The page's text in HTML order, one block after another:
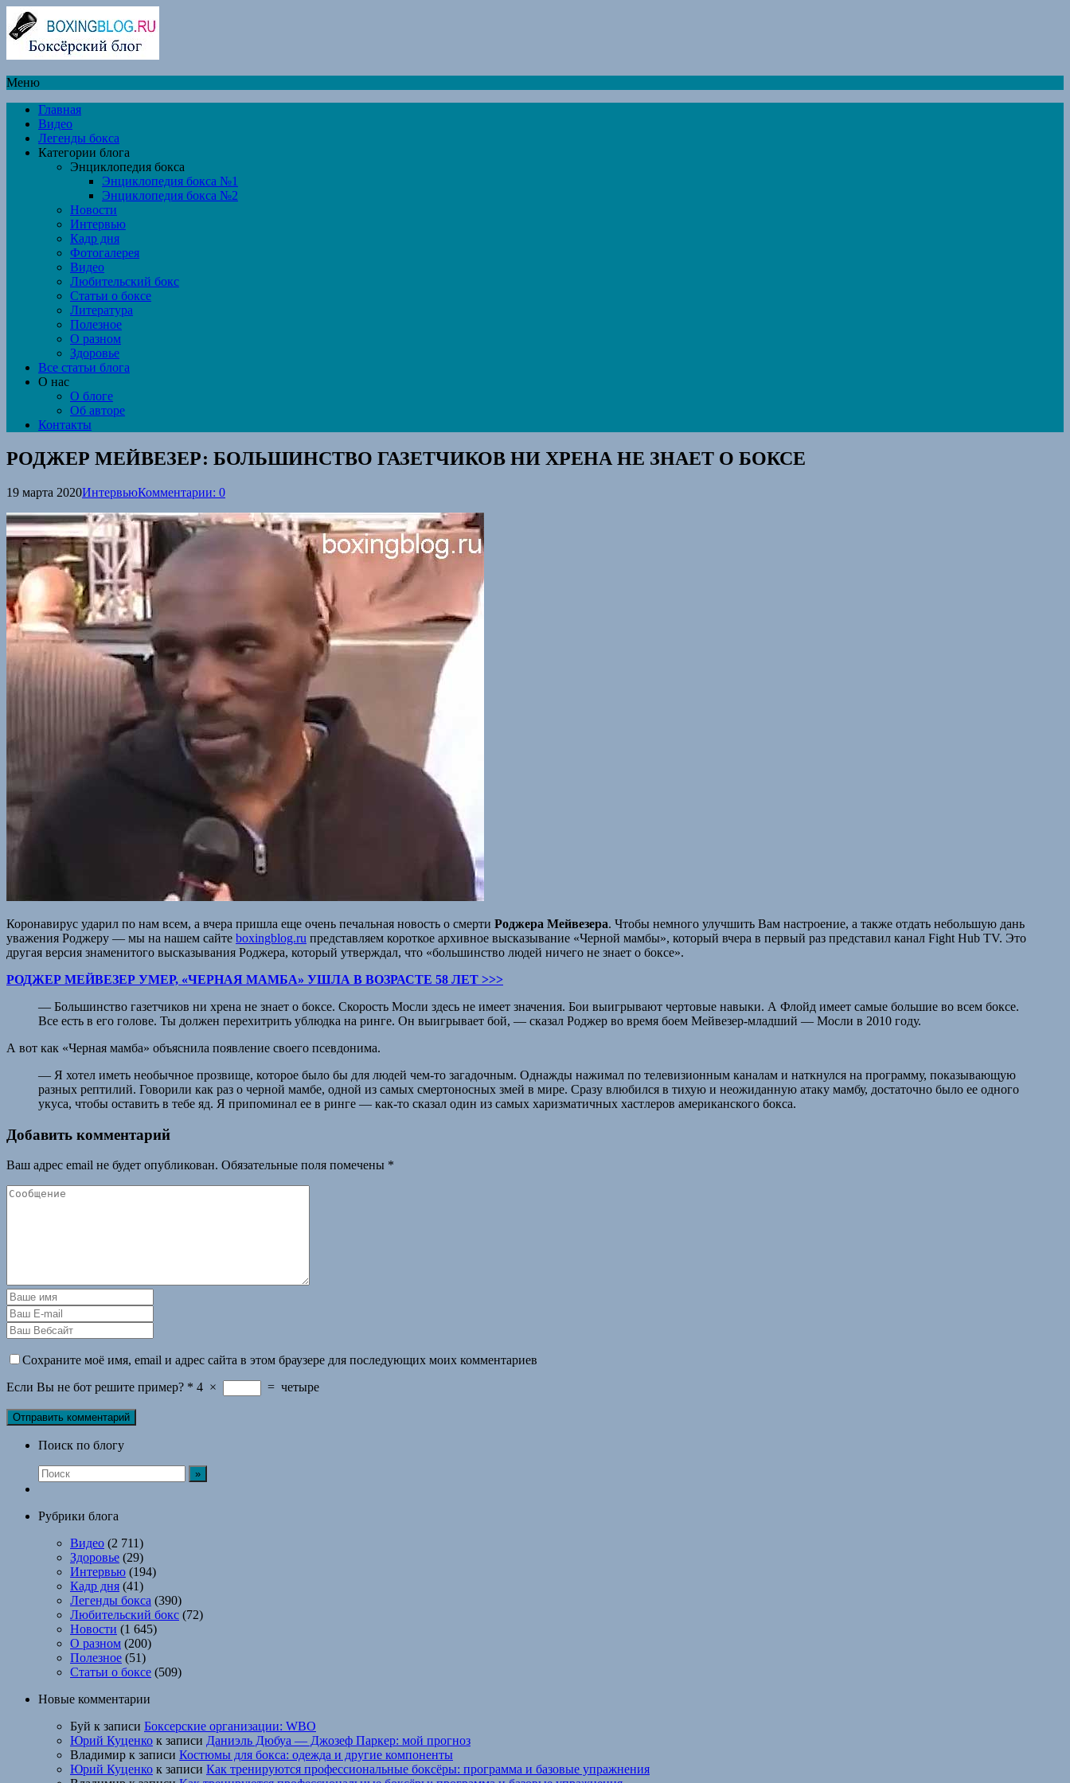
Меню
Главная
Видео
Легенды бокса
Категории блога
Энциклопедия бокса
Энциклопедия бокса №1
Энциклопедия бокса №2
Новости
Интервью
Кадр дня
Фотогалерея
Видео
Любительский бокс
Статьи о боксе
Литература
Полезное
О разном
Здоровье
Все статьи блога
О нас
О блоге
Об авторе
Контакты
РОДЖЕР МЕЙВЕЗЕР: БОЛЬШИНСТВО ГАЗЕТЧИКОВ НИ ХРЕНА НЕ ЗНАЕТ О БОКСЕ
19 марта 2020ИнтервьюКомментарии: 0
Коронавирус ударил по нам всем, а вчера пришла еще очень печальная новость о смерти Роджера Мейвезера. Чтобы немного улучшить Вам настроение, а также отдать небольшую дань
уважения Роджеру — мы на нашем сайте boxingblog.ru представляем короткое архивное высказывание «Черной мамбы», который вчера в первый раз представил канал Fight Hub TV. Это
другая версия знаменитого высказывания Роджера, который утверждал, что «большинство людей ничего не знает о боксе».
РОДЖЕР МЕЙВЕЗЕР УМЕР, «ЧЕРНАЯ МАМБА» УШЛА В ВОЗРАСТЕ 58 ЛЕТ >>>
— Большинство газетчиков ни хрена не знает о боксе. Скорость Мосли здесь не имеет значения. Бои выигрывают чертовые навыки. А Флойд имеет самые большие во всем боксе.
Все есть в его голове. Ты должен перехитрить ублюдка на ринге. Он выигрывает бой, — сказал Роджер во время боем Мейвезер-младший — Мосли в 2010 году.
А вот как «Черная мамба» объяснила появление своего псевдонима.
— Я хотел иметь необычное прозвище, которое было бы для людей чем-то загадочным. Однажды нажимал по телевизионным каналам и наткнулся на программу, показывающую
разных рептилий. Говорили как раз о черной мамбе, одной из самых смертоносных змей в мире. Сразу влюбился в тихую и неожиданную атаку мамбу, достаточно было ее одного
укуса, чтобы оставить в тебе яд. Я припоминал ее в ринге — как-то сказал один из самых харизматичных хастлеров американского бокса.
Добавить комментарий
Ваш адрес email не будет опубликован. Обязательные поля помечены *
Сохраните моё имя, email и адрес сайта в этом браузере для последующих моих комментариев
Если Вы не бот решите пример? * 4 × = четыре
Поиск по блогу
Рубрики блога
Видео (2 711)
Здоровье (29)
Интервью (194)
Кадр дня (41)
Легенды бокса (390)
Любительский бокс (72)
Новости (1 645)
О разном (200)
Полезное (51)
Статьи о боксе (509)
Новые комментарии
Буй к записи Боксерские организации: WBO
Юрий Куценко к записи Даниэль Дюбуа — Джозеф Паркер: мой прогноз
Владимир к записи Костюмы для бокса: одежда и другие компоненты
Юрий Куценко к записи Как тренируются профессиональные боксёры: программа и базовые упражнения